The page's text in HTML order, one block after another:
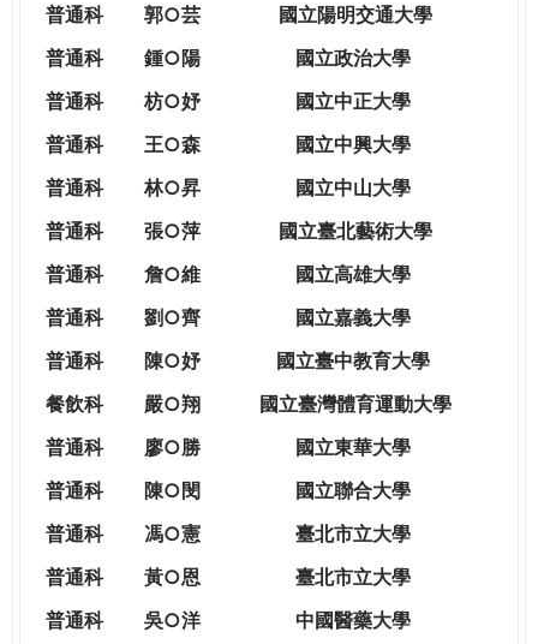
WAGOR
TODAY
WORLD
TOMORROW
e普通科
郭○芸
國立陽明交通大學
普通科
鍾○陽
國立政治大學
普通科
枋○妤
國立中正大學
普通科
王○森
國立中興大學
普通科
林○昇
國立中山大學
普通科
張○萍
國立臺北藝術大學
普通科
詹○維
國立高雄大學
普通科
劉○齊
國立嘉義大學
普通科
陳○妤
國立臺中教育大學
餐飲科
嚴○翔 國立臺灣體育運動大學
普通科
廖○勝
國立東華大學
普通科
陳○閔
國立聯合大學
普通科
馮○憲
臺北市立大學
普通科
黃○恩
臺北市立大學
普通科 吳○洋
中國醫藥大學